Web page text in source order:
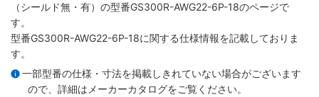
（シールド無・有） の型番GS300R-AWG22-6P-18のページで
す。
型番GS300R-AWG22-6P-18に関する仕様情報を記載しておりま
す。
一部型番の仕様・寸法を掲載しきれていない場合がございます
ので、詳細は メーカーカタログをご覧ください。